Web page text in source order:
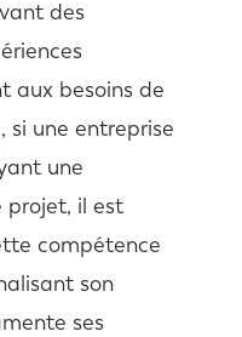
des
aux besoins de
si une entreprise
une
projet, il est
compétence
son
ses